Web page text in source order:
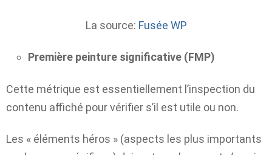
La source: Fusée WP
Première peinture significative (FMP)
Cette métrique est essentiellement l’inspection du
contenu affiché pour vérifier s’il est utile ou non.
Les « éléments héros » (aspects les plus importants